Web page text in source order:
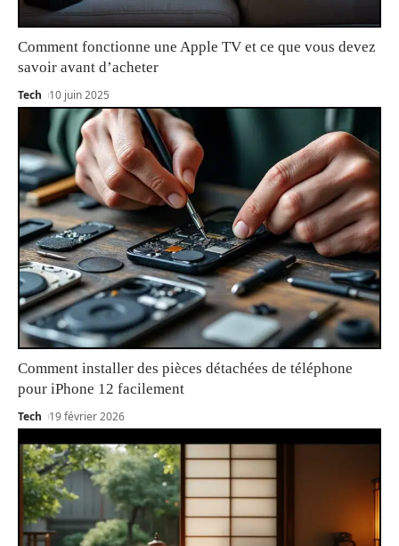
Comment fonctionne une Apple TV et ce que vous devez
savoir avant d’acheter
Tech 10 juin 2025
Comment installer des pièces détachées de téléphone
pour iPhone 12 facilement
Tech 19 février 2026